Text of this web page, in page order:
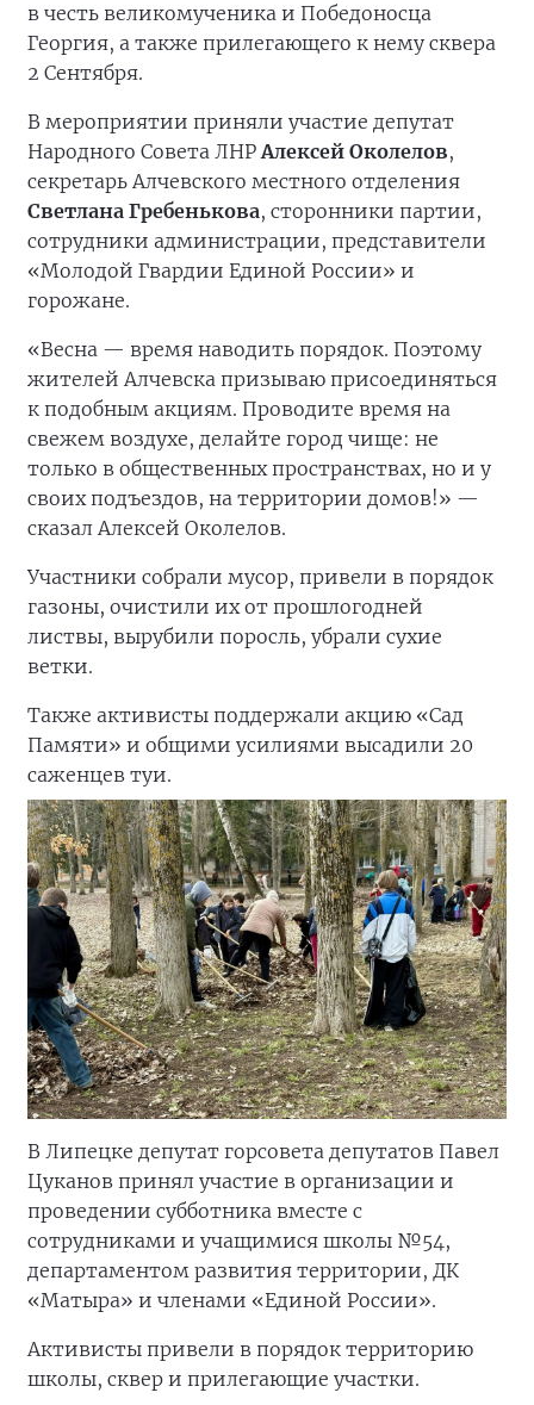
в честь великомученика и Победоносца
Георгия, а также прилегающего к нему сквера
2 Сентября.
В мероприятии приняли участие депутат
Народного Совета ЛНРАлексей Околелов,
секретарь Алчевского местного отделения
Светлана Гребенькова, сторонники партии,
сотрудники администрации, представители
«Молодой Гвардии Единой России» и
горожане.
«Весна — время наводить порядок. Поэтому
жителей Алчевска призываю присоединяться
к подобным акциям. Проводите время на
свежем воздухе, делайте город чище: не
только в общественных пространствах, но и у
своих подъездов, на территории домов!» —
сказал Алексей Околелов.
Участники собрали мусор, привели в порядок
газоны, очистили их от прошлогодней
листвы, вырубили поросль, убрали сухие
ветки.
Также активисты поддержали акцию «Сад
Памяти» и общими усилиями высадили 20
саженцев туи.
В Липецке депутат горсовета депутатов Павел
Цуканов принял участие в организации и
проведении субботника вместе с
сотрудниками и учащимися школы №54,
департаментом развития территории, ДК
«Матыра» и членами «Единой России».
Активисты привели в порядок территорию
школы, сквер и прилегающие участки.